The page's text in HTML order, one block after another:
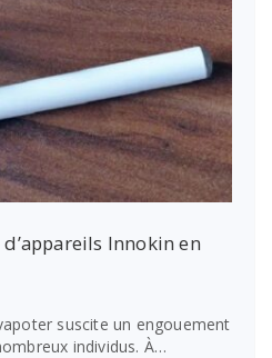
Innokin en
suscite un engouement
individus. À…